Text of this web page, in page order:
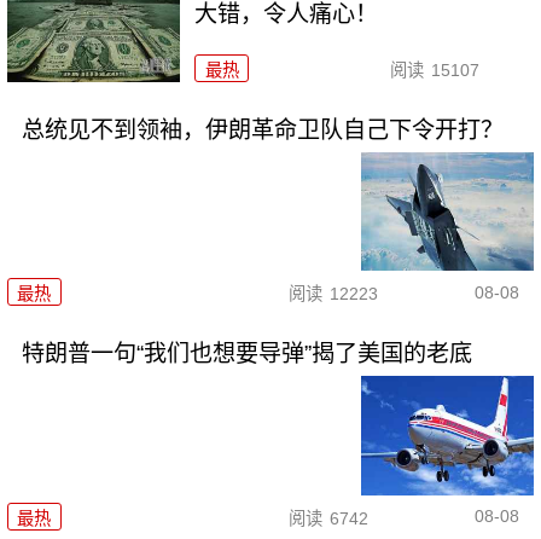
大错，令人痛心！
最热 阅读 15107
总统见不到领袖，伊朗革命卫队自己下令开打？
最热 阅读 12223 08-08
特朗普一句“我们也想要导弹”揭了美国的老底
最热 阅读 6742 08-08